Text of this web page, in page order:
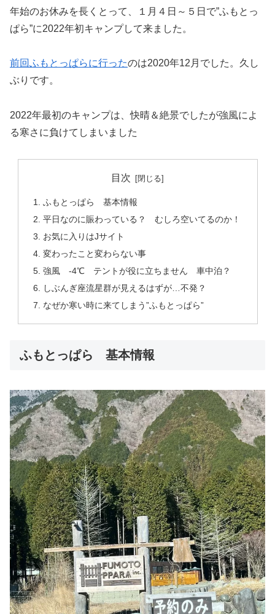
年始のお休みを長くとって、１月４日～５日で”ふもとっ
ぱら”に2022年初キャンプして来ました。
前回ふもとっぱらに行ったのは2020年12月でした。久し
ぶりです。
2022年最初のキャンプは、快晴＆絶景でしたが強風によ
る寒さに負けてしまいました
目次
ふもとっぱら 基本情報
平日なのに賑わっている？ むしろ空いてるのか！
お気に入りはJサイト
変わったこと変わらない事
強風 ‐4℃ テントが役に立ちません 車中泊？
しぶんぎ座流星群が見えるはずが…不発？
なぜか寒い時に来てしまう”ふもとっぱら”
ふもとっぱら 基本情報